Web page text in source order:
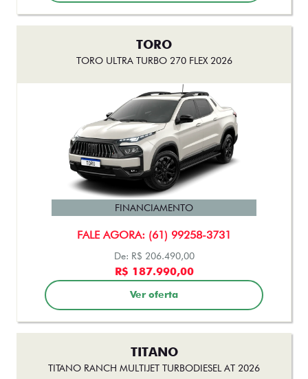
TORO
TORO ULTRA TURBO 270 FLEX 2026
FALE AGORA: (61) 99258-3731
FINANCIAMENTO
De: R$ 206.490,00
R$ 187.990,00
Ver oferta
TITANO
TITANO RANCH MULTIJET TURBODIESEL AT 2026